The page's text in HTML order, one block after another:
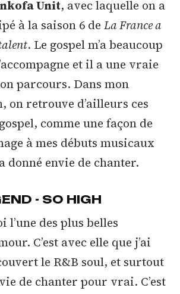
Unit, avec laquelle on a
à la saison 6 de La France a
. Le gospel m’a beaucoup
et il a une vraie
parcours. Dans mon
on retrouve d’ailleurs ces
comme une façon de
à mes débuts musicaux
donné envie de chanter.
- SO HIGH
l’une des plus belles
C’est avec elle que j’ai
le R&B soul, et surtout
de chanter pour vrai. C’est